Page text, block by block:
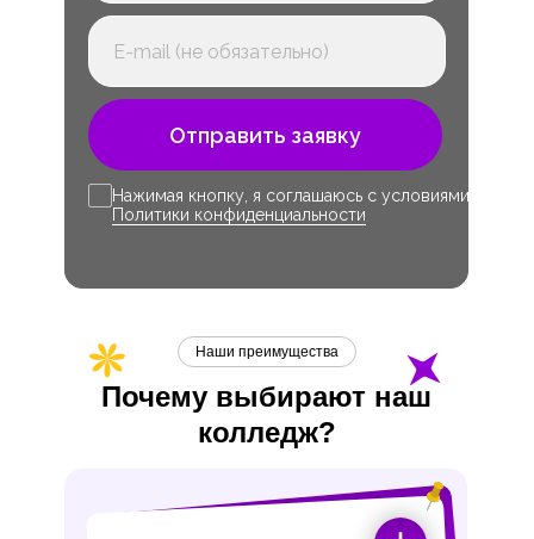
Отправить заявку
Нажимая кнопку, я соглашаюсь с условиями
Политики конфиденциальности
Почему выбирают наш
колледж?
Наши преимущества